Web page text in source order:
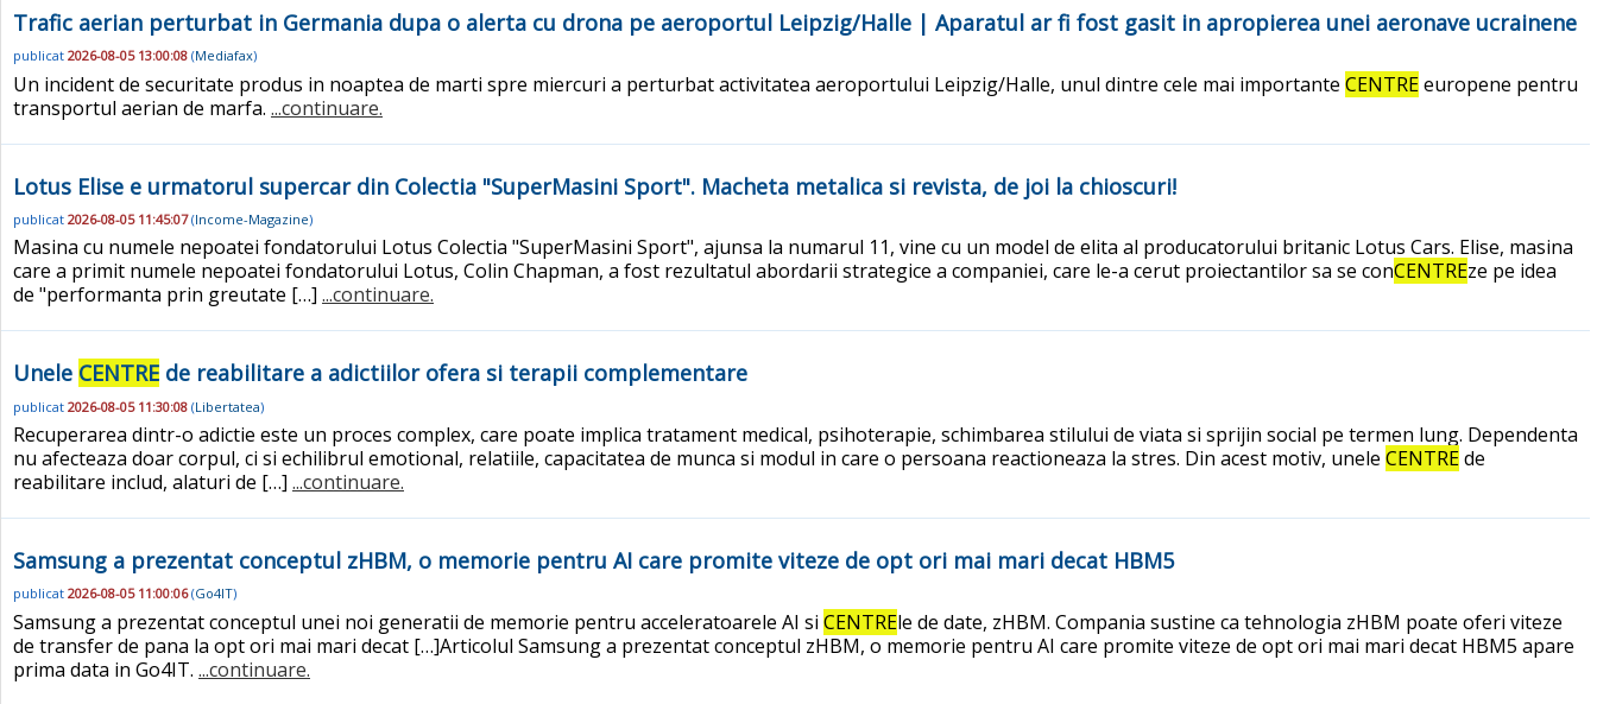
Trafic aerian perturbat in Germania dupa o alerta cu drona pe aeroportul Leipzig/Halle | Aparatul ar fi fost gasit in apropierea unei aeronave ucrainene
publicat 2026-08-05 13:00:08 (Mediafax)
Un incident de securitate produs in noaptea de marti spre miercuri a perturbat activitatea aeroportului Leipzig/Halle, unul dintre cele mai importante CENTREeuropene pentru
transportul aerian de marfa. ...continuare.
Lotus Elise e urmatorul supercar din Colectia "SuperMasini Sport". Macheta metalica si revista, de joi la chioscuri!
publicat 2026-08-05 11:45:07(Income-Magazine)
Masina cu numele nepoatei fondatorului Lotus Colectia "SuperMasini Sport", ajunsa la numarul 11, vine cu un model de elita al producatorului britanic Lotus Cars. Elise, masina
care a primit numele nepoatei fondatorului Lotus, Colin Chapman, a fost rezultatul abordarii strategice a companiei, care le-a cerut proiectantilor sa se conCENTREze pe idea
de "performanta prin greutate […] ...continuare.
Unele CENTRE de reabilitare a adictiilor ofera si terapii complementare
publicat 2026-08-05 11:30:08 (Libertatea)
Recuperarea dintr-o adictie este un proces complex, care poate implica tratament medical, psihoterapie, schimbarea stilului de viata si sprijin social pe termen lung. Dependenta
nu afecteaza doar corpul, ci si echilibrul emotional, relatiile, capacitatea de munca si modul in care o persoana reactioneaza la stres. Din acest motiv, unele CENTREde
reabilitare includ, alaturi de […] ...continuare.
Samsung a prezentat conceptul zHBM, o memorie pentru AI care promite viteze de opt ori mai mari decat HBM5
publicat 2026-08-05 11:00:06(Go4IT)
Samsung a prezentat conceptul unei noi generatii de memorie pentru acceleratoarele AI si CENTREle de date, zHBM. Compania sustine ca tehnologia zHBM poate oferi viteze
de transfer de pana la opt ori mai mari decat […]Articolul Samsung a prezentat conceptul zHBM, o memorie pentru AI care promite viteze de opt ori mai mari decat HBM5 apare
prima data in Go4IT. ...continuare.